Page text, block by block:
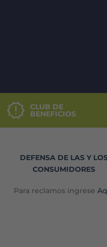
CLUB DE
BENEFICIOS
DEFENSA DE LAS Y
CONSUMIDORES
Para reclamos ingrese